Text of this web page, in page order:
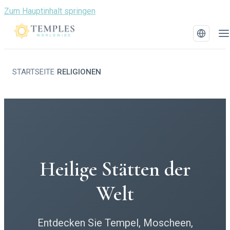
Zum Hauptinhalt springen
STARTSEITE/ RELIGIONEN
Heilige Stätten der
Welt
Entdecken Sie Tempel, Moscheen,